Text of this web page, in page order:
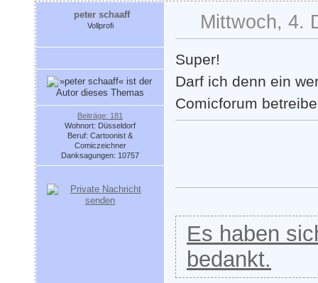
peter schaaff
Vollprofi
Beiträge: 181
Wohnort: Düsseldorf
Beruf: Cartoonist &
Comiczeichner
Danksagungen: 10757
Mittwoch, 4.
Super!
Darf ich denn ein
Comicforum
Es haben
bedankt.